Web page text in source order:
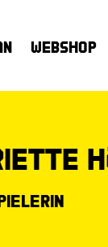
Webshop